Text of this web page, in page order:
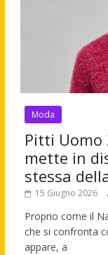
Moda
Pitti Uomo
mette in
stessa
15 Giugno 2026
Proprio come il
che si confronta
appare, a